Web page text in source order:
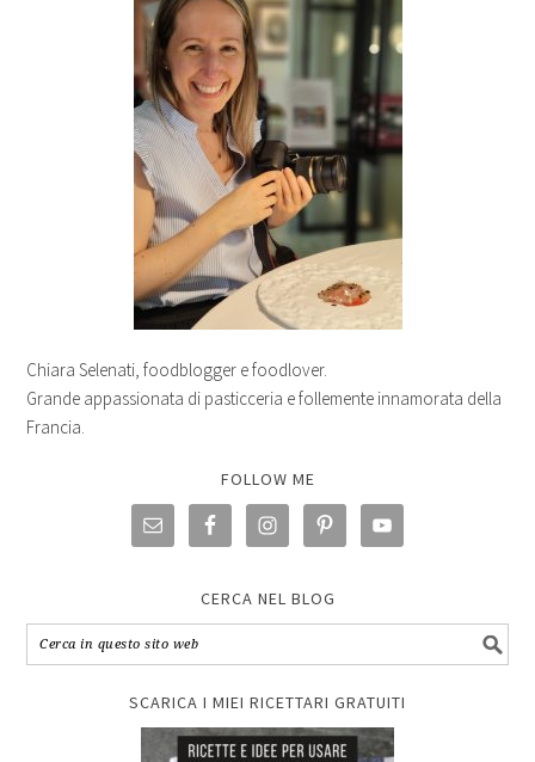
Chiara Selenati, foodblogger e foodlover.
Grande appassionata di pasticceria e follemente innamorata della
Francia.
FOLLOW ME
CERCA NEL BLOG
SCARICA I MIEI RICETTARI GRATUITI